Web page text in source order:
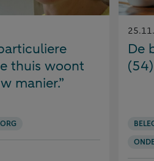
thuis woont
manier.”
op:
De
(54)